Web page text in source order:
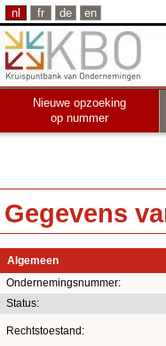
nl fr de en
Nieuwe opzoeking
op nummer
Gegevens
Algemeen
Ondernemingsnummer:
Status:
Rechtstoestand: